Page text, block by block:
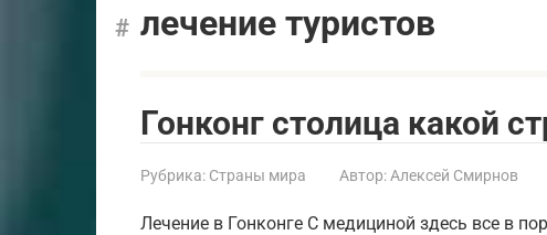
лечение туристов
Гонконг столица какой
Рубрика: Страны мира Автор: Алексей Смирнов
Лечение в Гонконге C медициной здесь все в